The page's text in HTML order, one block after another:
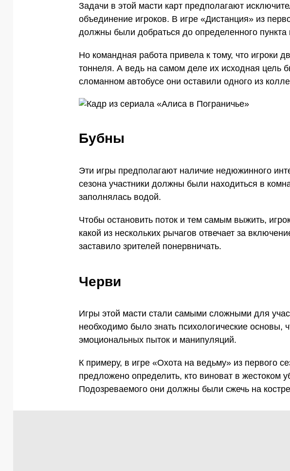
Задачи в этой масти карт предполагают
объединение игроков. В игре «Дистанция» из
должны были добраться до определенного пункта
Но командная работа привела к тому, что игроки
тоннеля. А ведь на самом деле их исходная цель
сломанном автобусе они оставили одного из
Бубны
Эти игры предполагают наличие недюжинного
сезона участники должны были находиться в
заполнялась водой.
Чтобы остановить поток и тем самым выжить,
какой из нескольких рычагов отвечает за
заставило зрителей понервничать.
Черви
Игры этой масти стали самыми сложными для
необходимо было знать психологические основы,
эмоциональных пыток и манипуляций.
К примеру, в игре «Охота на ведьму» из первого
предложено определить, кто виноват в жестоком
Подозреваемого они должны были сжечь на